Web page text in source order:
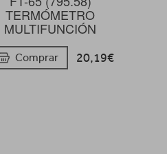
TERMÓMETRO
MULTIFUNCIÓN
Comprar 20,19€